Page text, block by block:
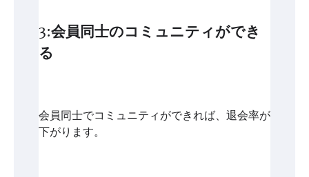
3:会員同士のコミュニティができ
る
会員同士でコミュニティができれば、退会率が
下がります。